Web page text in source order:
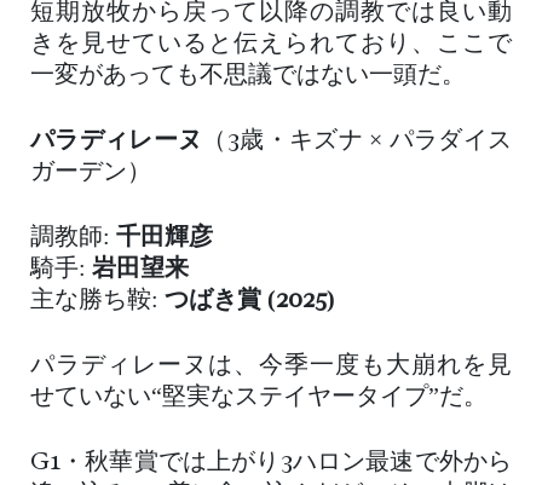
短期放牧から戻って以降の調教では良い動
きを見せていると伝えられており、ここで
一変があっても不思議ではない一頭だ。
パラディレーヌ
（3歳・キズナ × パラダイス
ガーデン）
調教師: 千田輝彦
騎手: 岩田望来
主な勝ち鞍: つばき賞 (2025)
パラディレーヌは、今季一度も大崩れを見
せていない“堅実なステイヤータイプ”だ。
G1・秋華賞では上がり3ハロン最速で外から